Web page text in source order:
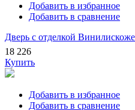
Добавить в избранное
Добавить в сравнение
Дверь с отделкой
18 226
Купить
Добавить в избранное
Добавить в сравнение